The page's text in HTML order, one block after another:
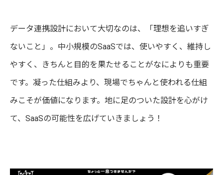
データ連携設計において大切なのは、「理想を追いすぎ
ないこと」。中小規模のSaaSでは、使いやすく、維持し
やすく、きちんと目的を果たせることがなによりも重要
です。凝った仕組みより、現場でちゃんと使われる仕組
みこそが価値になります。地に足のついた設計を心がけ
て、SaaSの可能性を広げていきましょう！